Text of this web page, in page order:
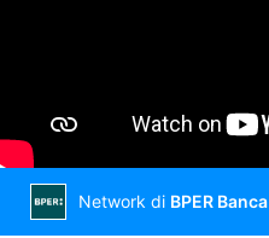
Network di BPER Banca